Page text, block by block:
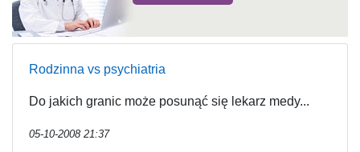
Rodzinna vs psychiatria
Do jakich granic może posunąć się lekarz medy...
05-10-2008 21:37